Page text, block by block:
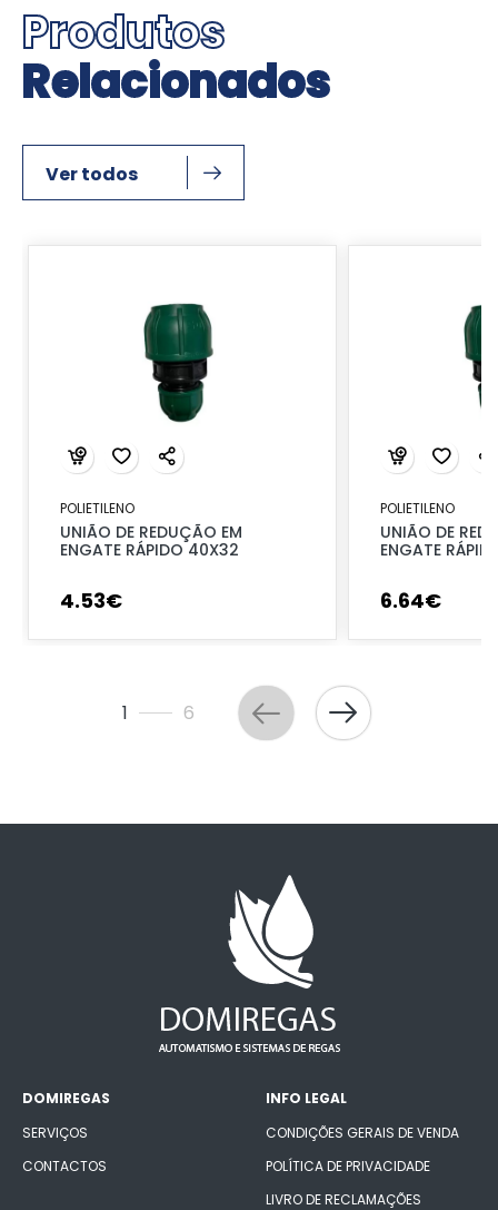
Produtos
Relacionados
Ver todos
POLIETILENO
UNIÃO DE REDUÇÃO EM
ENGATE RÁPIDO 40X32
4.53€
POLIETILENO
UNIÃO DE
ENGATE
6.64€
1 6
DOMIREGAS
SERVIÇOS
CONTACTOS
INFO LEGAL
CONDIÇÕES GERAIS DE VENDA
POLÍTICA DE PRIVACIDADE
LIVRO DE RECLAMAÇÕES